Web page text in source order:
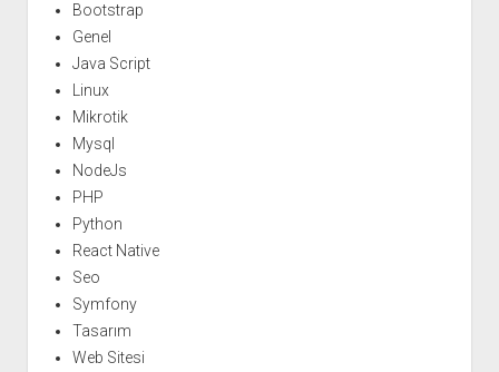
Bootstrap
Genel
Java Script
Linux
Mikrotik
Mysql
NodeJs
PHP
Python
React Native
Seo
Symfony
Tasarım
Web Sitesi